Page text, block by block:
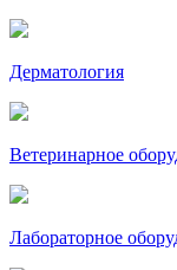
Дерматология
Ветеринарное
Лабораторное